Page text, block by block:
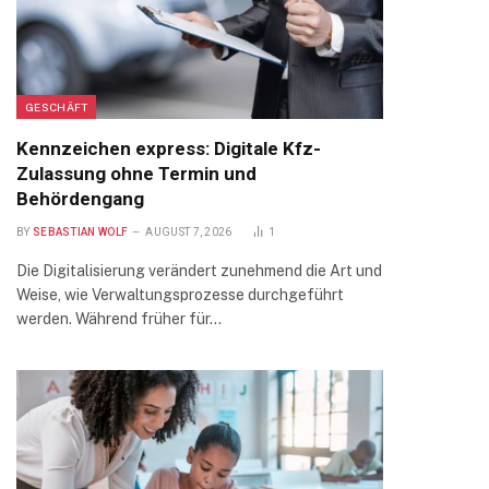
GESCHÄFT
Kennzeichen express: Digitale Kfz-
Zulassung ohne Termin und
Behördengang
BY SEBASTIAN WOLF AUGUST 7, 2026 1
Die Digitalisierung verändert zunehmend die Art und
Weise, wie Verwaltungsprozesse durchgeführt
werden. Während früher für…